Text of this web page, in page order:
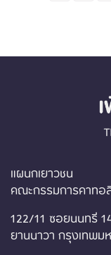
แผนกเยาวชน
คณะกรรมการคาทอ
122/11 ซอยนนทรี
ยานนาวา กรุงเทพม